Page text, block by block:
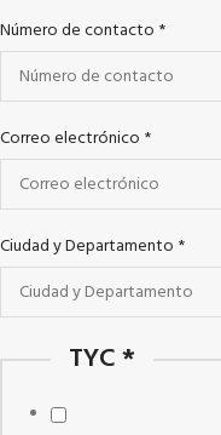
Número de contacto *
Correo electrónico *
Ciudad y Departamento *
TYC*